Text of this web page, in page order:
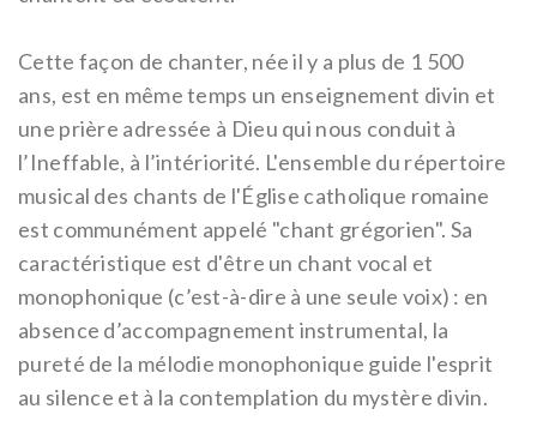
Cette façon de chanter, née il y a plus de 1 500
ans, est en même temps un enseignement divin et
une prière adressée à Dieu qui nous conduit à
l’Ineffable, à l’intériorité. L'ensemble du répertoire
musical des chants de l'Église catholique romaine
est communément appelé "chant grégorien". Sa
caractéristique est d'être un chant vocal et
monophonique (c’est-à-dire à une seule voix) : en
absence d’accompagnement instrumental, la
pureté de la mélodie monophonique guide l'esprit
au silence et à la contemplation du mystère divin.